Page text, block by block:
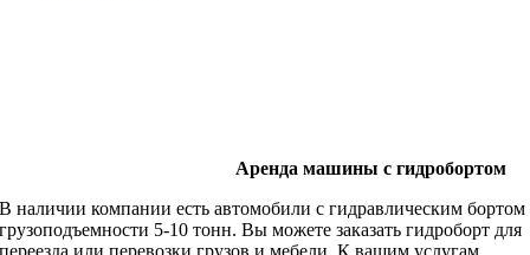
Аренда машины с гидробортом
В наличии компании есть автомобили с гидравлическим бортом
грузоподъемности 5-10 тонн. Вы можете заказать гидроборт для